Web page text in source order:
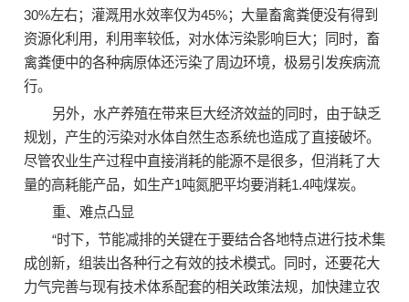
30%左右；灌溉用水效率仅为45%；大量畜禽粪便没有得到
资源化利用，利用率较低，对水体污染影响巨大；同时，畜
禽粪便中的各种病原体还污染了周边环境，极易引发疾病流
行。
另外，水产养殖在带来巨大经济效益的同时，由于缺乏
规划，产生的污染对水体自然生态系统也造成了直接破坏。
尽管农业生产过程中直接消耗的能源不是很多，但消耗了大
量的高耗能产品，如生产1吨氮肥平均要消耗1.4吨煤炭。
重、难点凸显
“时下，节能减排的关键在于要结合各地特点进行技术集
成创新，组装出各种行之有效的技术模式。同时，还要花大
力气完善与现有技术体系配套的相关政策法规，加快建立农